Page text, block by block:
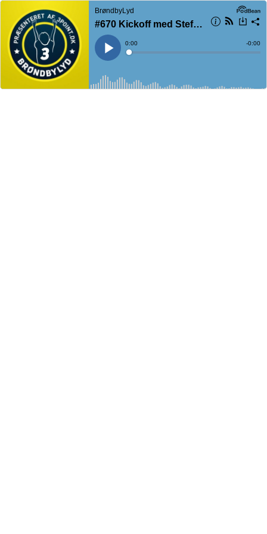
BrøndbyLyd
#670 Kickoff med Steffen Højer: Brøndby IF - Viborg FF
Play
Current
Time
0:00
Loaded
-0:00